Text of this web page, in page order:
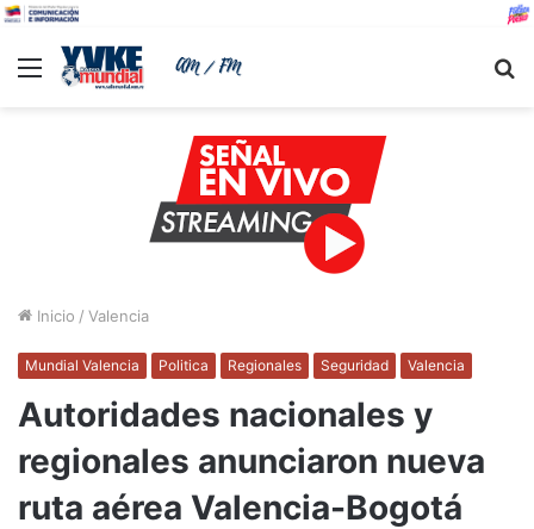
Menu
Inicio / Valencia
Mundial Valencia Politica Regionales Seguridad Valencia
Autoridades nacionales y
regionales anunciaron nueva
ruta aérea Valencia-Bogotá